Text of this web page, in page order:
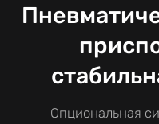
Опциональная